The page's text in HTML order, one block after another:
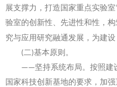
展支撑力，打造国家重点实验
验室的创新性、先进性和性，
究与应用研究融通发展，为建设
(二)基本原则。
——坚持系统布局。按照建设
国家科技创新基地的要求，加